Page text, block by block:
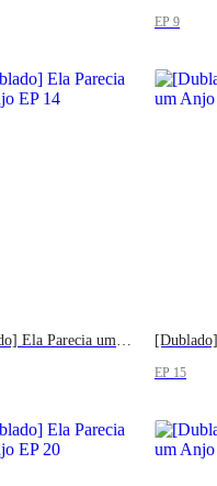
EP 9
[Dublado] Ela Parecia um Anjo
EP 15